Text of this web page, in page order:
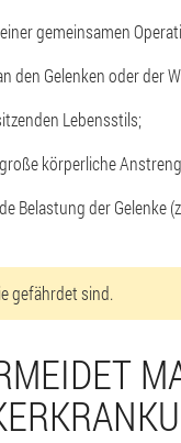
gemeinsamen
den Gelenken oder der
Lebensstils;
körperliche
Belastung der Gelenke
gefährdet sind.